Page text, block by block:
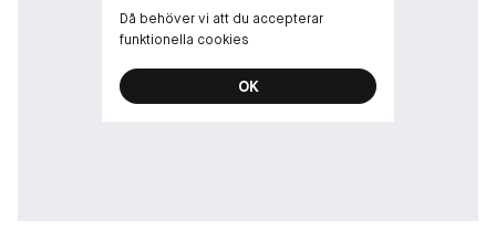
Då behöver vi att du accepterar
funktionella cookies
OK